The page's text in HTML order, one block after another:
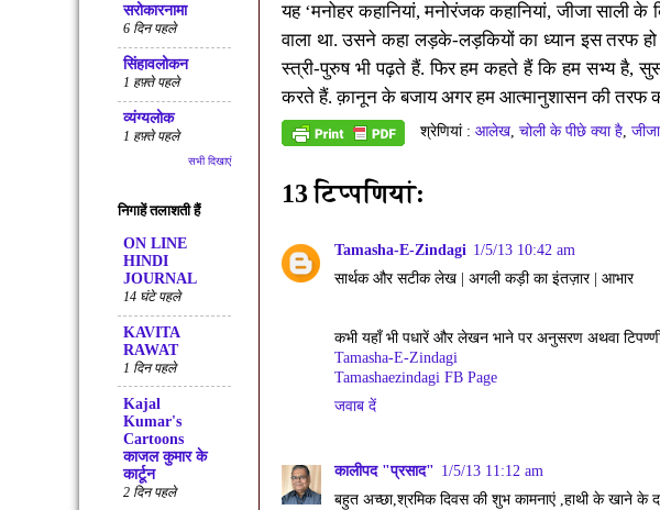
यह ‘मनोहर कहानियां,मनोरंजक कहानियां,जीजा साली के
वाला था. उसने कहा लड़के-लड़कियों का ध्यान इस तरफ
स्त्री-पुरुष भी पढ़ते हैं. फिर हम कहते हैं कि हम सभ्य है,
करते हैं. क़ानून के बजाय अगर हम आत्मानुशासन की तरफ
श्रेणियां : आलेख, चोली के पीछे क्या है,
13 टिप्‍पणियां:
Tamasha-E-Zindagi 1/5/13 10:42 am
सार्थक और सटीक लेख | अगली कड़ी का इंतज़ार | आभार
कभी यहाँ भी पधारें और लेखन भाने पर अनुसरण अथवा
Tamasha-E-Zindagi
Tamashaezindagi FB Page
जवाब दें
कालीपद "प्रसाद" 1/5/13 11:12 am
बहुत अच्छा,श्रमिक दिवस की शुभ कामनाएं ,हाथी के खाने के
सरोकारनामा
6 दिन पहले
सिंहावलोकन
1 हफ़्ते पहले
व्यंग्यलोक
1 हफ़्ते पहले
सभी दिखाएं
निगाहें तलाशती हैं
ON LINE
HINDI
JOURNAL
14 घंटे पहले
KAVITA
RAWAT
1 दिन पहले
Kajal
Kumar's
Cartoons
काजल कुमार के
कार्टून
2 दिन पहले